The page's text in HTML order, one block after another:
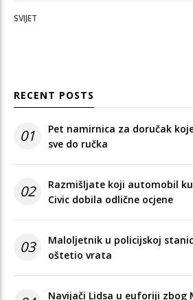
SVIJET
RECENT POSTS
01
Pet namirnica za doručak
sve do ručka
02
Razmišljate koji automobil
Civic dobila odlične ocjene
03
Maloljetnik u policijskoj
oštetio vrata
Navijači Lidsa u euforiji zbog